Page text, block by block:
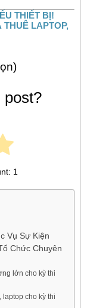
THIẾT BỊ!
LAPTOP,
post?
1
Vụ Sự Kiện
Chức Chuyên
lớn cho kỳ thi
laptop cho kỳ thi